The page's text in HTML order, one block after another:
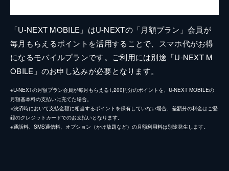
「U-NEXT MOBILE」はU-NEXTの「月額プラン」会員が
毎月もらえるポイントを活用することで、スマホ代がお得
になるモバイルプランです。ご利用には別途「U-NEXT M
OBILE」のお申し込みが必要となります。
※U-NEXTの月額プラン会員が毎月もらえる1,200円分のポイントを、U-NEXT MOBILEの
月額基本料の支払いに充てた場合。
※決済時において支払金額に相当するポイントを保有していない場合、差額分の料金はご登
録のクレジットカードでのお支払いとなります。
※通話料、SMS通信料、オプション（かけ放題など）の月額利用料は別途発生します。